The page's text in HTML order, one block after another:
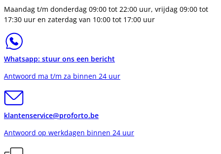
Maandag t/m donderdag 09:00 tot 22:00 uur, vrijdag 09:00 tot
17:30 uur en zaterdag van 10:00 tot 17:00 uur
Whatsapp: stuur ons een bericht
Antwoord ma t/m za binnen 24 uur
klantenservice@proforto.be
Antwoord op werkdagen binnen 24 uur